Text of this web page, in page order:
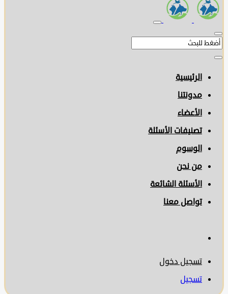
الرئيسية
مدونتنا
الأعضاء
تصنيفات الأسئلة
الوسوم
من نحن
الأسئلة الشائعة
تواصل معنا
تسجيل دخول
تسجيل